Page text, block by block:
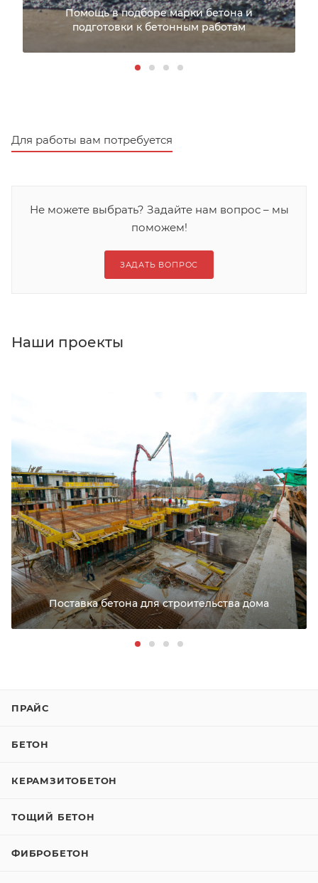
РАССЧИТАТЬ ДОСТАВКУ
Помощь в подборе марки бетона и
подготовки к бетонным работам
Для работы вам потребуется
Не можете выбрать? Задайте нам вопрос – мы
поможем!
ЗАДАТЬ ВОПРОС
Наши проекты
Поставка бетона для строительства дома
ПРАЙС
БЕТОН
КЕРАМЗИТОБЕТОН
ТОЩИЙ БЕТОН
ФИБРОБЕТОН